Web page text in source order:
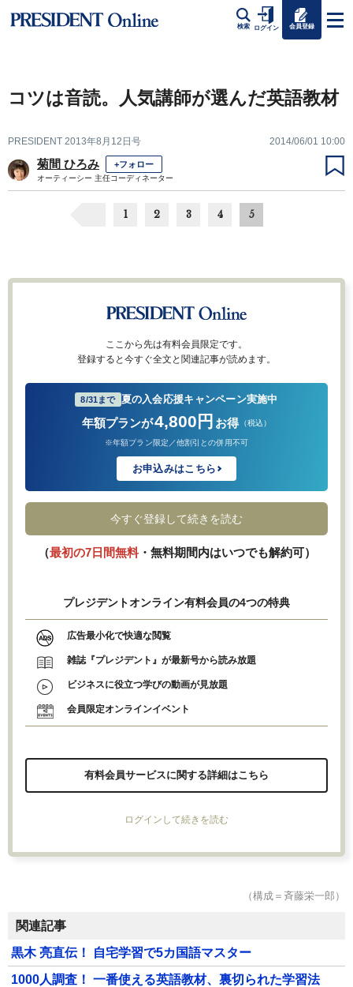
検索 ログイン 会員登録
コツは音読。人気講師が選んだ英語教材
PRESIDENT 2013年8月12日号 2014/06/01 10:00
菊間 ひろみ +フォロー
オーティーシー 主任コーディネーター
1 2 3 4 5
ここから先は有料会員限定です。
登録すると今すぐ全文と関連記事が読めます。
8/31まで 夏の入会応援キャンペーン実施中
年額プランが4,800円 お得 （税込）
※年額プラン限定／他割引との併用不可
お申込みはこちら
今すぐ登録して続きを読む
（最初の7日間無料・無料期間内はいつでも解約可）
プレジデントオンライン有料会員の4つの特典
広告最小化で快適な閲覧
雑誌『プレジデント』が最新号から読み放題
ビジネスに役立つ学びの動画が見放題
会員限定オンラインイベント
有料会員サービスに関する詳細はこちら
ログインして続きを読む
（構成＝斉藤栄一郎）
関連記事
黒木 亮直伝！ 自宅学習で5カ国語マスター
1000人調査！ 一番使える英語教材、裏切られた学習法